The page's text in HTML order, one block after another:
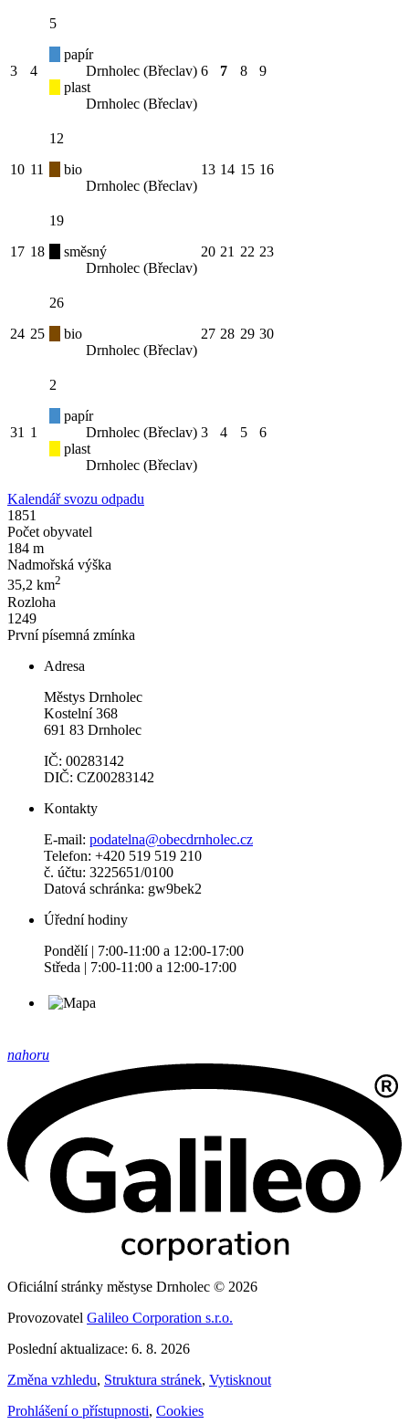
3 4
5
papír
Drnholec (Břeclav)
plast
Drnholec (Břeclav)
6 7 8 9
10 11
12
bio
Drnholec (Břeclav)
13 14 15 16
17 18
19
směsný
Drnholec (Břeclav)
20 21 22 23
24 25
26
bio
Drnholec (Břeclav)
27 28 29 30
31 1
2
papír
Drnholec (Břeclav)
plast
Drnholec (Břeclav)
3 4 5 6
Kalendář svozu odpadu
1851
Počet obyvatel
184 m
Nadmořská výška
35,2 km2
Rozloha
1249
První písemná zmínka
Adresa
Městys Drnholec
Kostelní 368
691 83 Drnholec
IČ: 00283142
DIČ: CZ00283142
Kontakty
E-mail: podatelna@obecdrnholec.cz
Telefon: +420 519 519 210
č. účtu: 3225651/0100
Datová schránka: gw9bek2
Úřední hodiny
Pondělí | 7:00-11:00 a 12:00-17:00
Středa | 7:00-11:00 a 12:00-17:00
nahoru
Oficiální stránky městyse Drnholec © 2026
Provozovatel Galileo Corporation s.r.o.
Poslední aktualizace: 6. 8. 2026
Změna vzhledu, Struktura stránek, Vytisknout
Prohlášení o přístupnosti, Cookies